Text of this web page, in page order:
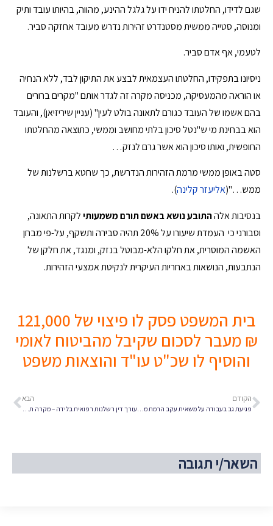
שגם לדידו, החלטתו להניח ידו על גלגל ההינע, מהווה, בהיותו עובד ותיק
ומנוסה, סטייה ממשית מסטנדרט זהירות נדרש מעובד אחזקה סביר.
לטעמי, אף אדם סביר.
ניסיונו בתפקידו, החלטתו העצמאית לבצע את התיקון לבד, ללא הנחיה
או הוראה מהמעסיקה, מכניסה מקרה זה לגדר אותם "מקרים ברורים
בהם אשמו של העובד כגורם לתאונה בולט לעין" (עניין שיריזיאן), והעובד
הוא בבחינת מי ש"נטל סיכון בלתי מחושב וממשי, כתוצאה מהחלטתו
החופשית, ואותו סיכון הוא אשר גרם לנזק…
סטה באופן ממשי מרמת הזהירות הנדרשת, כך שחטא ברשלנות של
ממש…"(אליעזר קלינה).
בנסיבות אלההתובע נושא באשם תורם משמעותילקרות התאונה,
וסבורני כי העמדת שיעורו על 20% תהיה סבירה ותשקף, על-פי מבחן
האשמה המוסרית, את חלקו הלא-מבוטל בנזק, ומנגד, את חלקן של
הנתבעות, הנושאות באחריות העיקרית לנקיטת אמצעי הזהירות.
בית המשפט פסק לו פיצוי של 121,000
₪ מעבר לסכום שקיבל מהביטוח לאומי
והוסיף לו שכ"ט עו"ד והוצאות משפט
הקודם
פגיעת גב בעבודה על משאית עקב הרמת משקל כבד
הבא
עורך דין רשלנות רפואית בלידה – מקרה תביעה ופיצויים
השאר/י תגובה